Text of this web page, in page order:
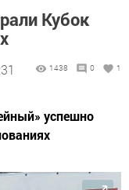
Кубок
1438 0 1
успешно